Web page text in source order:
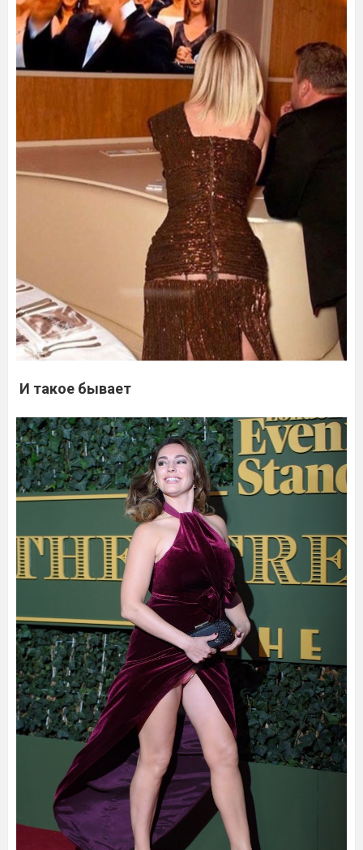
И такое бывает